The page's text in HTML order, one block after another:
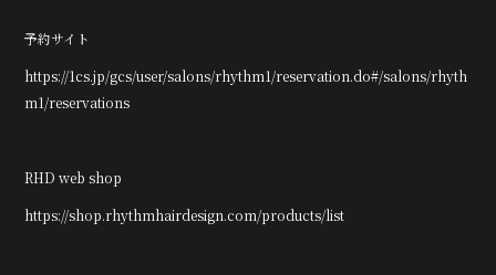
予約サイト
https://1cs.jp/gcs/user/salons/rhythm1/reservation.do#/salons/rhyth
m1/reservations
RHD web shop
https://shop.rhythmhairdesign.com/products/list